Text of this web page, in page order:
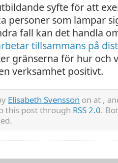
syfte för att
personer som lämpar
fall kan det handla
tillsammans på
gränserna för hur och
verksamhet positivt.
Elisabeth Svensson on at ,
this post through RSS 2.0.